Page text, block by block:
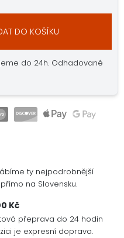
DO KOŠÍKU
do 24h. Odhadované
ty nejpodrobnější
na Slovensku.
Kč
přeprava do 24 hodin
je expresní doprava.